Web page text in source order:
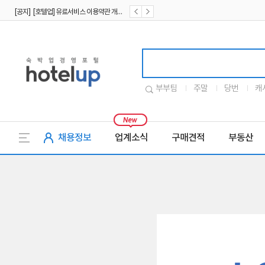
부부팀 주말 당번 캐
채용정보 업계소식 구매견적 부동산